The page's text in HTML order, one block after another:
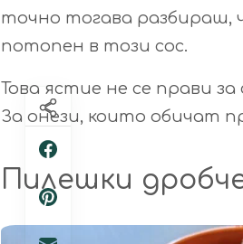
точно тогава разбираш,
потопен в този сос.
Това ястие не се прави
За онези, които обичат
Пилешки